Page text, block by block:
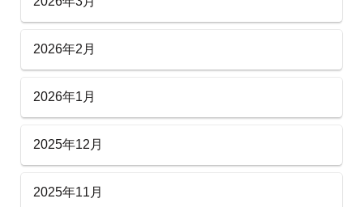
2026年2月
2026年1月
2025年12月
2025年11月